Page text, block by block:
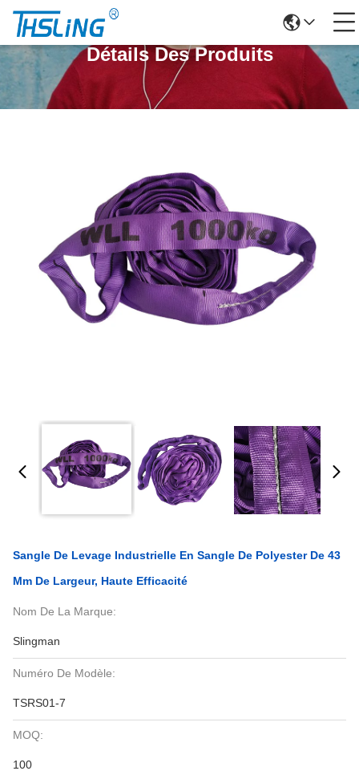
Détails Des Produits
Sangle De Levage Industrielle En Sangle De Polyester De 43
Mm De Largeur, Haute Efficacité
Nom De La Marque:
Slingman
Numéro De Modèle:
TSRS01-7
MOQ:
100